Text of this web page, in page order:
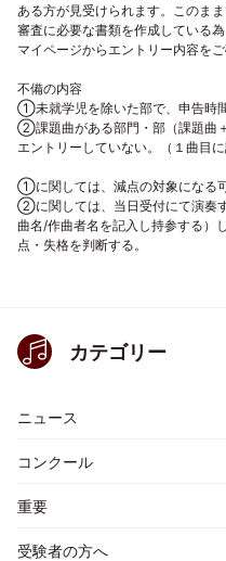
ある方が見受けられます。このま
審査に必要な書類を作成している為
マイページからエントリー内容をご
不備の内容
①未就学児を除いた部で、申告時
②課題曲がある部門・部（課題曲
エントリーしていない。（１曲目
①に関しては、減点の対象になる可
②に関しては、当日受付にて演奏
曲名/作曲者名を記入し持参する）
点・失格を判断する。
カテゴリー
ニュース
コンクール
重要
受験者の方へ